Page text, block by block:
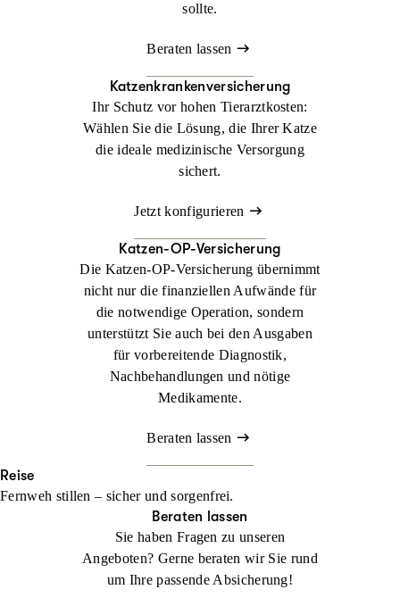
sollte.
Beraten lassen
Katzenkrankenversicherung
Ihr Schutz vor hohen Tierarztkosten:
Wählen Sie die Lösung, die Ihrer Katze
die ideale medizinische Versorgung
sichert.
Jetzt konfigurieren
Katzen-OP-Versicherung
Die Katzen-OP-Versicherung übernimmt
nicht nur die finanziellen Aufwände für
die notwendige Operation, sondern
unterstützt Sie auch bei den Ausgaben
für vorbereitende Diagnostik,
Nachbehandlungen und nötige
Medikamente.
Beraten lassen
Reise
Fernweh stillen – sicher und sorgenfrei.
Beraten lassen
Sie haben Fragen zu unseren
Angeboten? Gerne beraten wir Sie rund
um Ihre passende Absicherung!